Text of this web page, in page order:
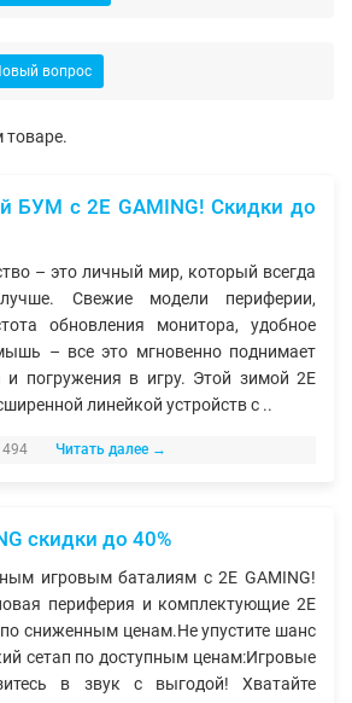
вопрос
товаре.
БУМ с 2E GAMING! Скидки до
– это личный мир, который всегда
Свежие модели периферии,
обновления монитора, удобное
– все это мгновенно поднимает
и погружения в игру. Этой зимой 2E
линейкой устройств с ..
494 Читать далее →
скидки до 40%
игровым баталиям с 2E GAMING!
периферия и комплектующие 2E
сниженным ценам.Не упустите шанс
сетап по доступным ценам:Игровые
в звук с выгодой! Хватайте